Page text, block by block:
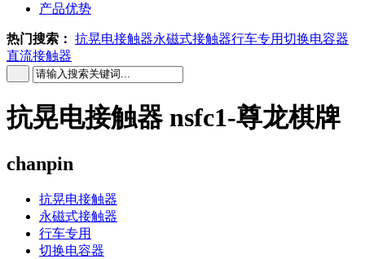
产品优势
热门搜索： 抗晃电接触器永磁式接触器行车专用切换电容器
直流接触器
抗晃电接触器 nsfc1-尊龙棋牌
chanpin
抗晃电接触器
永磁式接触器
行车专用
切换电容器